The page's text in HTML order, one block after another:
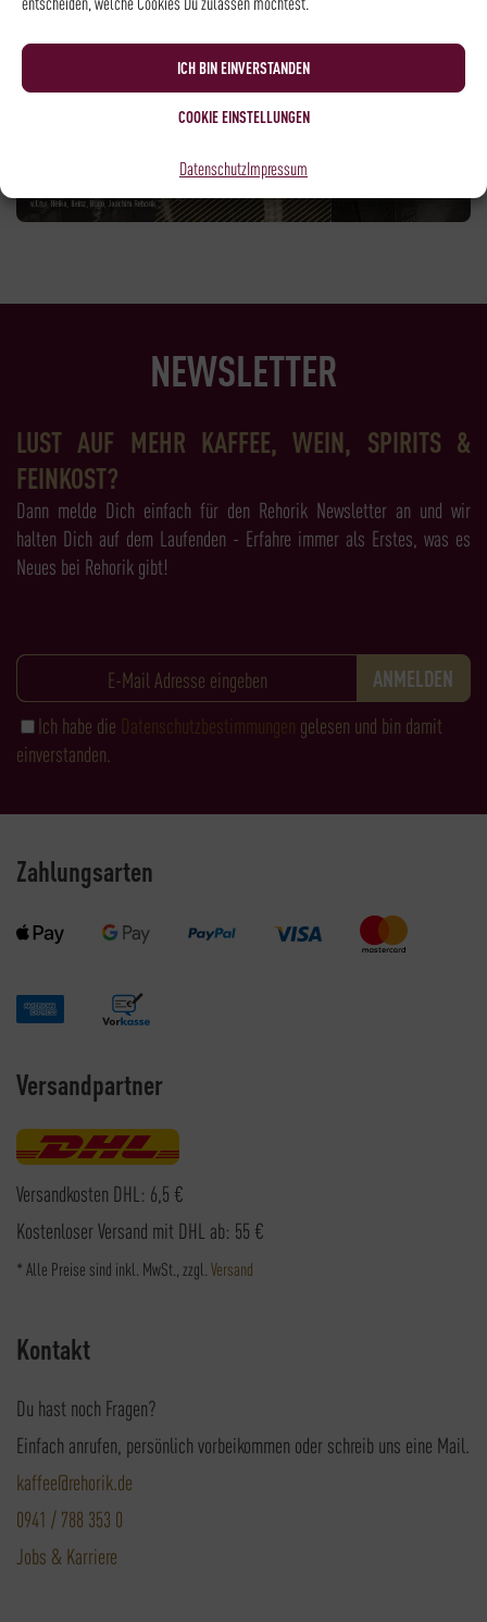
ICH BIN EINVERSTANDEN
COOKIE EINSTELLUNGEN
DatenschutzImpressum
NEWSLETTER
LUST AUF MEHR KAFFEE, WEIN, SPIRITS &
FEINKOST?
Dann melde Dich einfach für den Rehorik Newsletter an und wir
halten Dich auf dem Laufenden - Erfahre immer als Erstes, was es
Neues bei Rehorik gibt!
Ich habe die Datenschutzbestimmungen gelesen und bin damit
einverstanden.
Zahlungsarten
Versandpartner
Versandkosten DHL: 6,5 €
Kostenloser Versand mit DHL ab: 55 €
* Alle Preise sind inkl. MwSt., zzgl.Versand
Kontakt
Du hast noch Fragen?
Einfach anrufen, persönlich vorbeikommen oder schreib uns eine Mail.
kaffee@rehorik.de
0941 / 788 353 0
Jobs & Karriere